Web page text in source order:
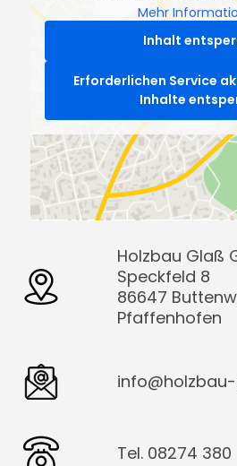
Mehr
Inhalt
Erforderlichen Service
Inhalte
Holzbau Glaß
Speckfeld 8
86647
Pfaffenhofen
Tel. 08274 380